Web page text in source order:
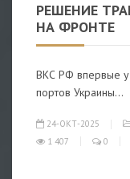
РЕШЕНИЕ
НА ФРОНТЕ
ВКС РФ впервые
портов Украины…
24-ОКТ-2025
1 407
0